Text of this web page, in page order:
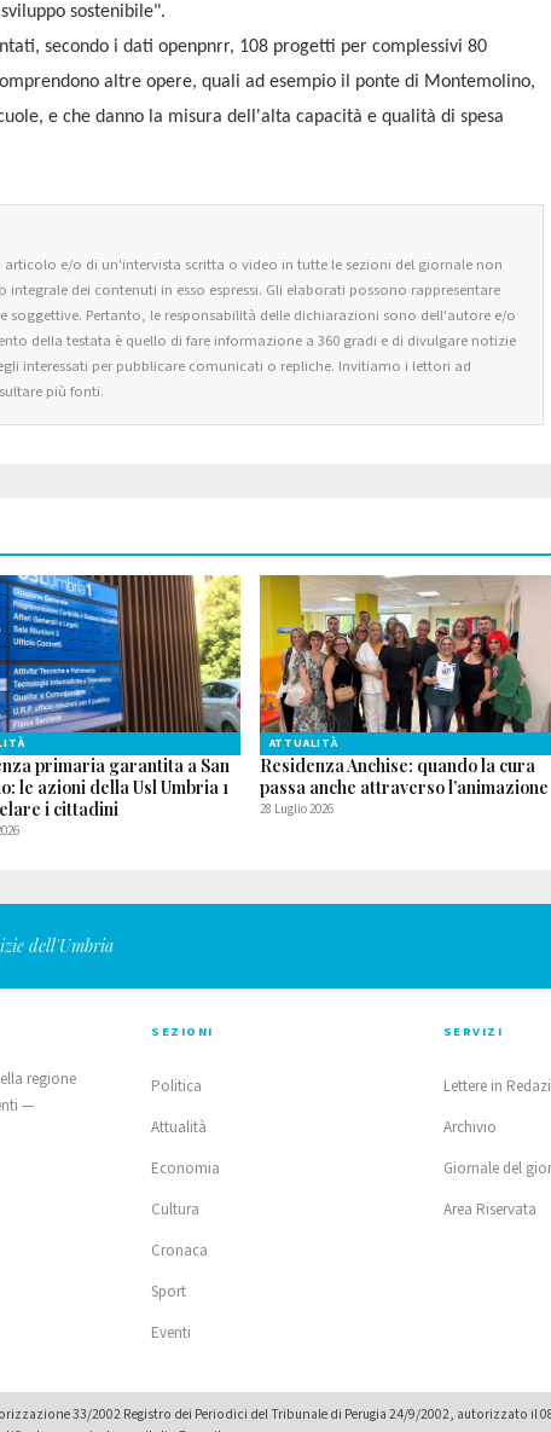
sostenibile".
secondo i dati openpnrr, 108 progetti per complessivi 80
altre opere, quali ad esempio il ponte di Montemolino,
e che danno la misura dell'alta capacità e qualità di spesa
e/o di un'intervista scritta o video in tutte le sezioni del giornale non
dei contenuti in esso espressi. Gli elaborati possono rappresentare
Pertanto, le responsabilità delle dichiarazioni sono dell'autore e/o
della testata è quello di fare informazione a 360 gradi e di divulgare notizie
interessati per pubblicare comunicati o repliche. Invitiamo i lettori ad
più fonti.
primaria garantita a San
le azioni della Usl Umbria 1
i cittadini
ATTUALITÀ
Residenza Anchise: quando la cura
passa anche attraverso l’animazione
28 Luglio 2026
dell'Umbria
regione
—
SEZIONI
Politica
Attualità
Economia
Cultura
Cronaca
Sport
Eventi
SERVIZI
Lettere in
Archivio
Giornale del
Area Riservata
33/2002 Registro dei Periodici del Tribunale di Perugia 24/9/2002, autorizzato il